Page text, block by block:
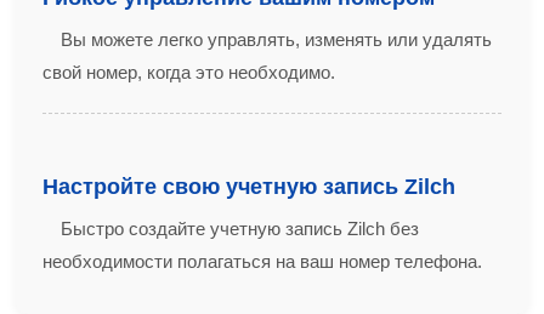
Вы можете легко управлять, изменять или удалять
свой номер, когда это необходимо.
Настройте свою учетную запись Zilch
Быстро создайте учетную запись Zilch без
необходимости полагаться на ваш номер телефона.